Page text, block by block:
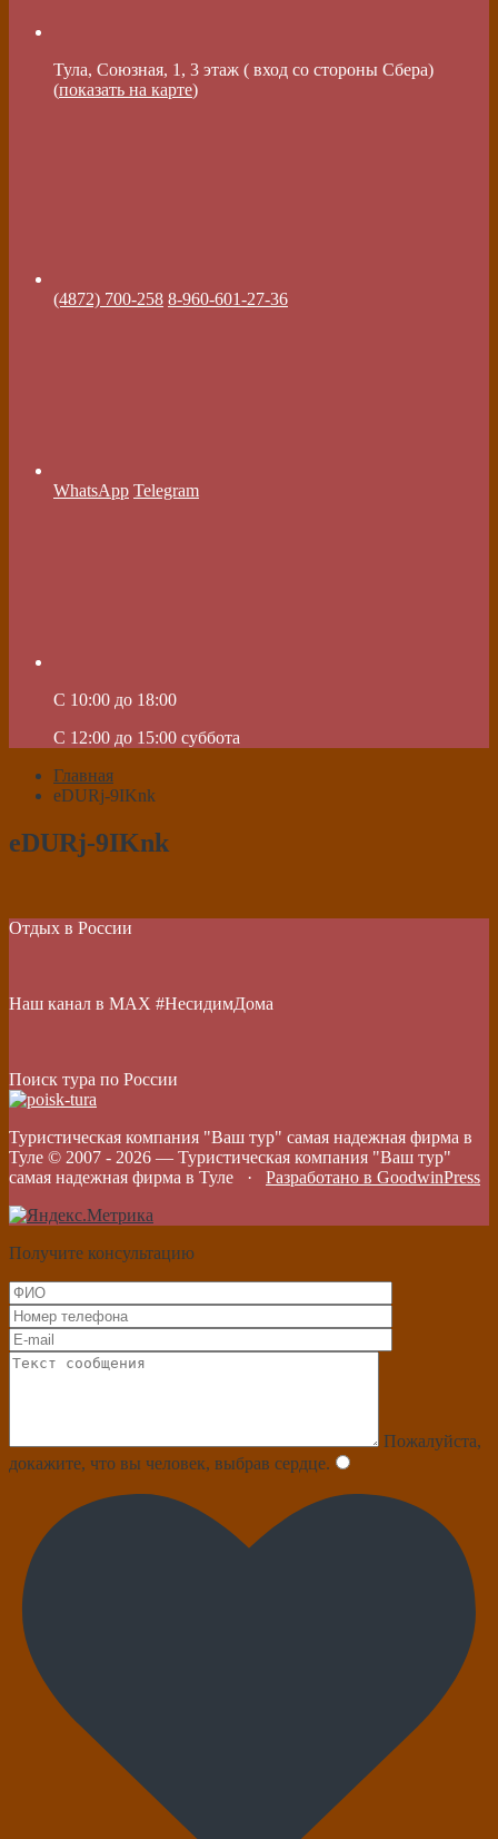
Тула, Союзная, 1, 3 этаж ( вход со стороны Сбера)
(показать на карте)
(4872) 700-258 8-960-601-27-36
WhatsApp Telegram
C 10:00 до 18:00
C 12:00 до 15:00 суббота
Главная
eDURj-9IKnk
eDURj-9IKnk
Отдых в России
Наш канал в МАХ #НесидимДома
Поиск тура по России
Туристическая компания "Ваш тур" самая надежная фирма в
Туле © 2007 - 2026 — Туристическая компания "Ваш тур"
самая надежная фирма в Туле · Разработано в GoodwinPress
Получите консультацию
Пожалуйста,
докажите, что вы человек, выбрав сердце.